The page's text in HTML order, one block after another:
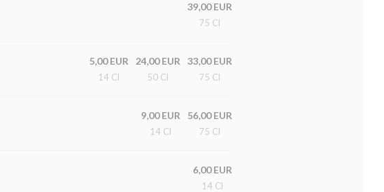
39,00 EUR
75 Cl
5,00 EUR
14 Cl
24,00 EUR
50 Cl
33,00 EUR
75 Cl
9,00 EUR
14 Cl
56,00 EUR
75 Cl
6,00 EUR
14 Cl